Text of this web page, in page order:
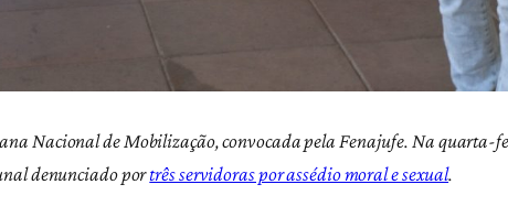
Nacional de Mobilização, convocada pela Fenajufe. Na quarta-
denunciado portrês servidoras por assédio moral e sexual.